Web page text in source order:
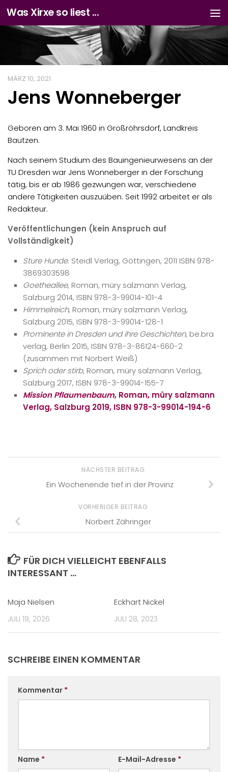
Zum Inhalt springen
Was Xirxe so liest ...
MÄRZ 10, 2021
Jens Wonneberger
Geboren am 3. Mai 1960 in Großröhrsdorf, Landkreis
Bautzen.
Nach seinem Studium des Bauingenieurwesens an der
TU Dresden war Jens Wonneberger in der Forschung
tätig, bis er ab 1986 gezwungen war, verschiedene
andere Tätigkeiten auszuüben. Seit 1992 arbeitet er als
Redakteur.
Veröffentlichungen (kein Anspruch auf
Vollständigkeit)
Sture Hunde. Steidl Verlag, Göttingen, 2011 ISBN 978-
3869303598
Goetheallee, Roman, müry salzmann Verlag,
Salzburg 2014, ISBN 978-3-99014-101-4
Himmelreich, Roman, müry salzmann Verlag,
Salzburg 2015, ISBN 978-3-99014-128-1
Prominente in Dresden und ihre Geschichten, be.bra
verlag, Berlin 2015, ISBN 978-3-86124-660-2
(zusammen mit Norbert Weiß)
Sprich oder stirb, Roman, müry salzmann Verlag,
Salzburg 2017, ISBN 978-3-99014-155-7
Mission Pflaumenbaum, Roman, müry salzmann
Verlag, Salzburg 2019, ISBN 978-3-99014-194-6
NÄCHSTER BEITRAG
Ein Wochenende tief in der Provinz
VORHERIGER BEITRAG
Norbert Zähringer
FÜR DICH VIELLEICHT EBENFALLS
INTERESSANT …
Maja Nielsen
JULI 19, 2026
Eckhart Nickel
JULI 28, 2023
SCHREIBE EINEN KOMMENTAR
Kommentar *
Name * E-Mail-Adresse *